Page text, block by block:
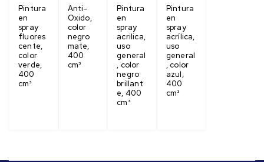
Pintura
en
spray
fluores
cente,
color
verde,
400
cm³
Anti-
Oxido,
color
negro
mate,
400
cm³
Pintura
en
spray
acrilica,
uso
general
, color
negro
brillant
e, 400
cm³
Pintura
en
spray
acrílica,
uso
general
, color
azul,
400
cm³